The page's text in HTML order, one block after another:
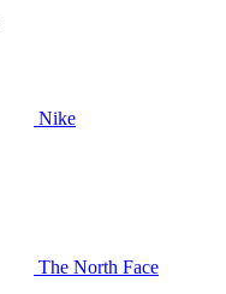
Nike
The North Face